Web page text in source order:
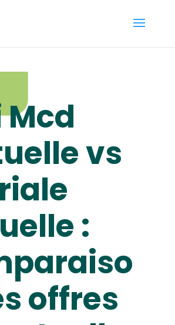
Mcd
vs
:
offres